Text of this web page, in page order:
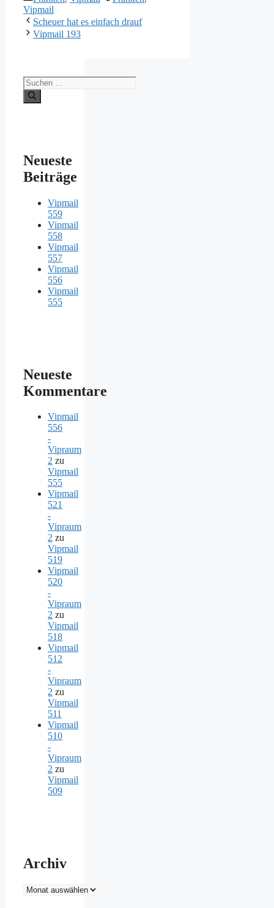
Vipmail
Scheuer hat es einfach drauf
Vipmail 193
Suche
nach:
Neueste
Beiträge
Vipmail
559
Vipmail
558
Vipmail
557
Vipmail
556
Vipmail
555
Neueste
Kommentare
Vipmail
556
-
Vipraum
2 zu
Vipmail
555
Vipmail
521
-
Vipraum
2 zu
Vipmail
519
Vipmail
520
-
Vipraum
2 zu
Vipmail
518
Vipmail
512
-
Vipraum
2 zu
Vipmail
511
Vipmail
510
-
Vipraum
2 zu
Vipmail
509
Archiv
Archiv